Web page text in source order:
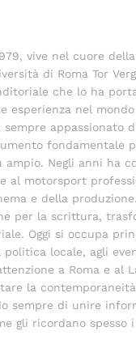
p
p
di
vive nel cuore
di Roma Tor
che lo ha
esperienza nel
appassionato
fondamentale
Negli anni ha
al motorsport
e della
per la scrittura,
Oggi si occupa
locale, agli
a Roma e al
la
sempre di unire
gli ricordano spesso